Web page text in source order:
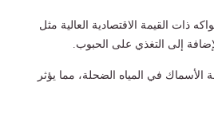
ذات القيمة الاقتصادية العالية مثل
إلى التغذي على الحبوب.
الأسماك في المياه الضحلة، مما يؤثر